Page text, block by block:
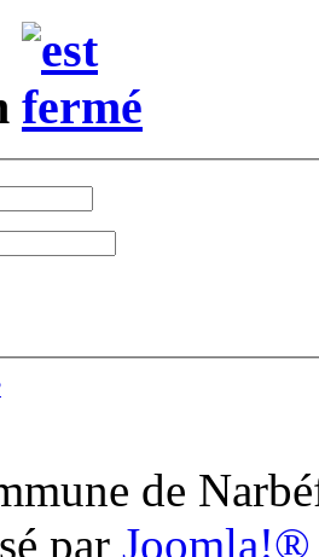
de
par Joomla!®